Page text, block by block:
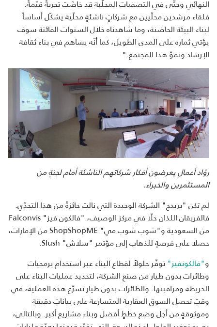
النهائي وحتّى في التصفيات المحلّية قد خاضَت تجربةً قيّمةً.
فلقاء مرشدين محلّيين مع شركاتٍ ناشئةٍ محلّية يشكّل أساساً
لبناء البيئة الحاضنة، وما شاهدناه خلال السنوات الفائتة سوف
يؤتي ثماره على المدى الطويل، كما أنّه يساهم في بناء ثقافة
الإرشاد ونموّ هذا المجتمع."
روّاد أعمالٍ يعرضون أفكار شركاتهم الناشئة أمام لجنةٍ من
المستثمرين والخبراء.
لم تكن "بريدج" الشركة الوحيدة التي نالت جائزةً من هذا التحدّي.
فالفريقان اللذان حلّا في مركز الوصيف، "فالكون فيز" Falconvis
من السعودية و"شوب شوب مي" ShopShopME من الإمارات،
حصلا على فرصةٍ للذهاب إلى مؤتمر "سلاش" Slush.
و"فالكونفيز"توفّر حلولاً لقطاع البناء عبر استخدام برمجيات
وطائرات بدون طيار من صنع الشركة، لتحديد عمليات البناء على
الخريطة ومراقبتها. والطائرات بدون طيار تسرّع هذه العملية، في
وقتٍ تحصل السوق العقارية المتسارعة على بياناتٍ دقيقةٍ
وموثوقةٍ من أجل وضع خططٍ أفضل وبناء مشاريع أكبر. وبالتالي،